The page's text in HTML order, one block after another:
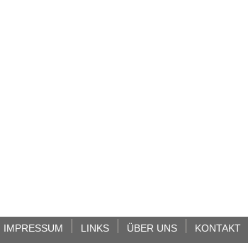
IMPRESSUM LINKS ÜBER UNS
KONTAKT